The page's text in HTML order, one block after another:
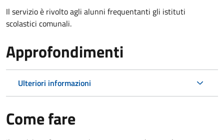
Il servizio è rivolto agli alunni frequentanti gli istituti
scolastici comunali.
Approfondimenti
Ulteriori informazioni
Come fare